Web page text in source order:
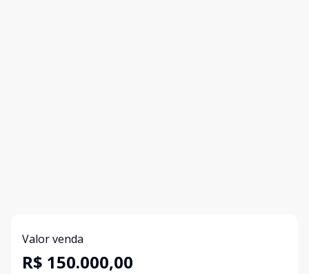
Valor venda
R$ 150.000,00